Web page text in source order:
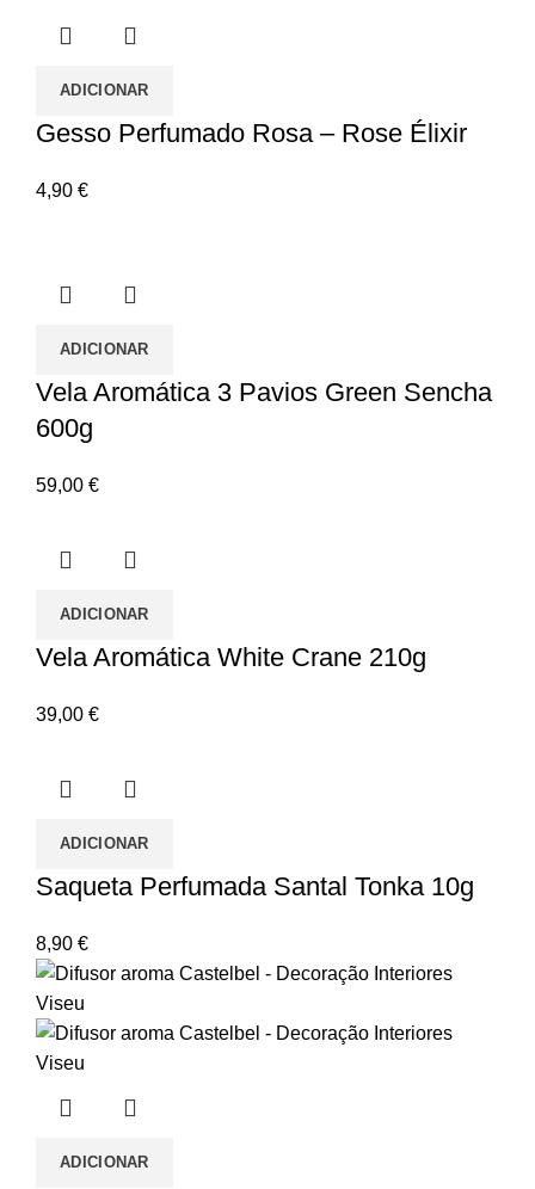
ADICIONAR
Gesso Perfumado Rosa – Rose Élixir
4,90 €
ADICIONAR
Vela Aromática 3 Pavios Green Sencha
600g
59,00 €
ADICIONAR
Vela Aromática White Crane 210g
39,00 €
ADICIONAR
Saqueta Perfumada Santal Tonka 10g
8,90 €
ADICIONAR